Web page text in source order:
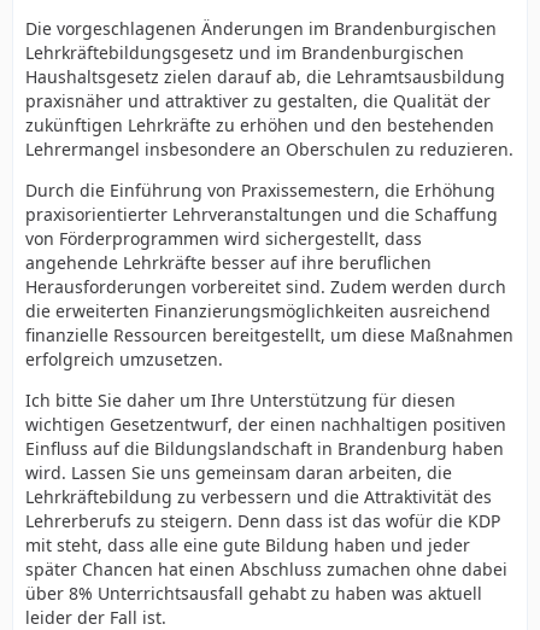
Die vorgeschlagenen Änderungen im Brandenburgischen
Lehrkräftebildungsgesetz und im Brandenburgischen
Haushaltsgesetz zielen darauf ab, die Lehramtsausbildung
praxisnäher und attraktiver zu gestalten, die Qualität der
zukünftigen Lehrkräfte zu erhöhen und den bestehenden
Lehrermangel insbesondere an Oberschulen zu reduzieren.
Durch die Einführung von Praxissemestern, die Erhöhung
praxisorientierter Lehrveranstaltungen und die Schaffung
von Förderprogrammen wird sichergestellt, dass
angehende Lehrkräfte besser auf ihre beruflichen
Herausforderungen vorbereitet sind. Zudem werden durch
die erweiterten Finanzierungsmöglichkeiten ausreichend
finanzielle Ressourcen bereitgestellt, um diese Maßnahmen
erfolgreich umzusetzen.
Ich bitte Sie daher um Ihre Unterstützung für diesen
wichtigen Gesetzentwurf, der einen nachhaltigen positiven
Einfluss auf die Bildungslandschaft in Brandenburg haben
wird. Lassen Sie uns gemeinsam daran arbeiten, die
Lehrkräftebildung zu verbessern und die Attraktivität des
Lehrerberufs zu steigern. Denn dass ist das wofür die KDP
mit steht, dass alle eine gute Bildung haben und jeder
später Chancen hat einen Abschluss zumachen ohne dabei
über 8% Unterrichtsausfall gehabt zu haben was aktuell
leider der Fall ist.